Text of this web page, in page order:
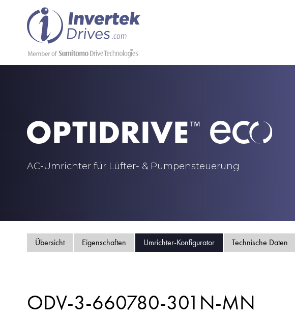
AC-Umrichter für Lüfter- & Pumpensteuerung
Übersicht Eigenschaften Umrichter-Konfigurator Technische Daten
ODV-3-660780-301N-MN